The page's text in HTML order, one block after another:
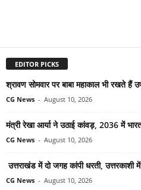
EDITOR PICKS
श्रावण सोमवार पर बाबा महाकाल भी रखते हैं
CG News - August 10, 2026
मंत्री रेखा आर्या ने उठाई कांवड़, 2036 में
CG News - August 10, 2026
उत्तराखंड में दो जगह कांपी धरती,
CG News - August 10, 2026